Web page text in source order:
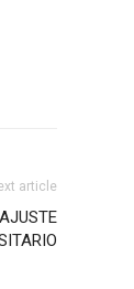
article